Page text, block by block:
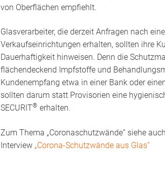
von Oberflächen empfiehlt.
Glasverarbeiter, die derzeit Anfragen nach
Verkaufseinrichtungen erhalten, sollten ihre
Dauerhaftigkeit hinweisen. Denn die
flächendeckend Impfstoffe und
Kundenempfang etwa in einer Bank oder
sollten darum statt Provisorien eine
SECURIT® erhalten.
Zum Thema „Coronaschutzwände“ siehe
Interview „Corona-Schutzwände aus Glas“